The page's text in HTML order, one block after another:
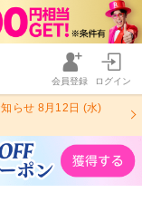
会員登録 ログイン
らせ 8月12日 (水)